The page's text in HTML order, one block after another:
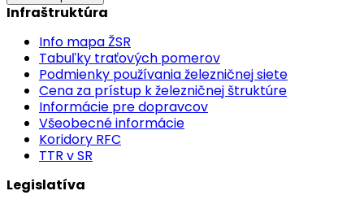
Infraštruktúra
Info mapa ŽSR
Tabuľky traťových pomerov
Podmienky používania železničnej siete
Cena za prístup k železničnej štruktúre
Informácie pre dopravcov
Všeobecné informácie
Koridory RFC
TTR v SR
Legislatíva